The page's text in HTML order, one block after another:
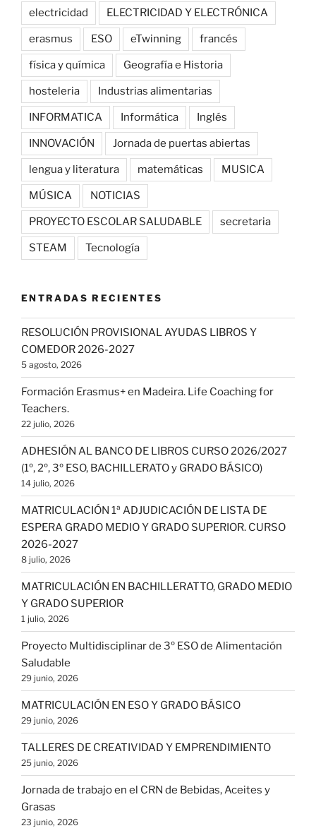
electricidad ELECTRICIDAD Y ELECTRÓNICA
erasmus ESO eTwinning francés
física y química Geografía e Historia
hosteleria Industrias alimentarias
INFORMATICA Informática Inglés
INNOVACIÓN Jornada de puertas abiertas
lengua y literatura matemáticas MUSICA
MÚSICA NOTICIAS
PROYECTO ESCOLAR SALUDABLE secretaria
STEAM Tecnología
ENTRADAS RECIENTES
RESOLUCIÓN PROVISIONAL AYUDAS LIBROS Y
COMEDOR 2026-2027
5 agosto, 2026
Formación Erasmus+ en Madeira. Life Coaching for
Teachers.
22 julio, 2026
ADHESIÓN AL BANCO DE LIBROS CURSO 2026/2027
(1º, 2º, 3º ESO, BACHILLERATO y GRADO BÁSICO)
14 julio, 2026
MATRICULACIÓN 1ª ADJUDICACIÓN DE LISTA DE
ESPERA GRADO MEDIO Y GRADO SUPERIOR. CURSO
2026-2027
8 julio, 2026
MATRICULACIÓN EN BACHILLERATTO, GRADO MEDIO
Y GRADO SUPERIOR
1 julio, 2026
Proyecto Multidisciplinar de 3º ESO de Alimentación
Saludable
29 junio, 2026
MATRICULACIÓN EN ESO Y GRADO BÁSICO
29 junio, 2026
TALLERES DE CREATIVIDAD Y EMPRENDIMIENTO
25 junio, 2026
Jornada de trabajo en el CRN de Bebidas, Aceites y
Grasas
23 junio, 2026